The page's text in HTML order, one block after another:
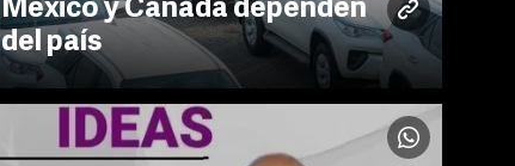
México y Canadá dependen
del país